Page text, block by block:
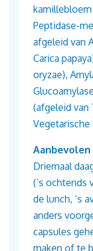
Peptidase-
afgeleid van
Carica
oryzae),
Glucoamylase
(afgeleid van
Vegetarische
Aanbevolen
Driemaal
(’s ochtends
de lunch, ’s
anders
capsules
maken of te